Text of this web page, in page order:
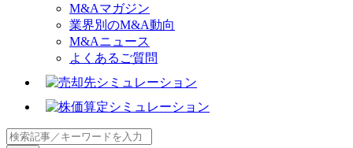
M&Aマガジン
業界別のM&A動向
M&Aニュース
よくあるご質問